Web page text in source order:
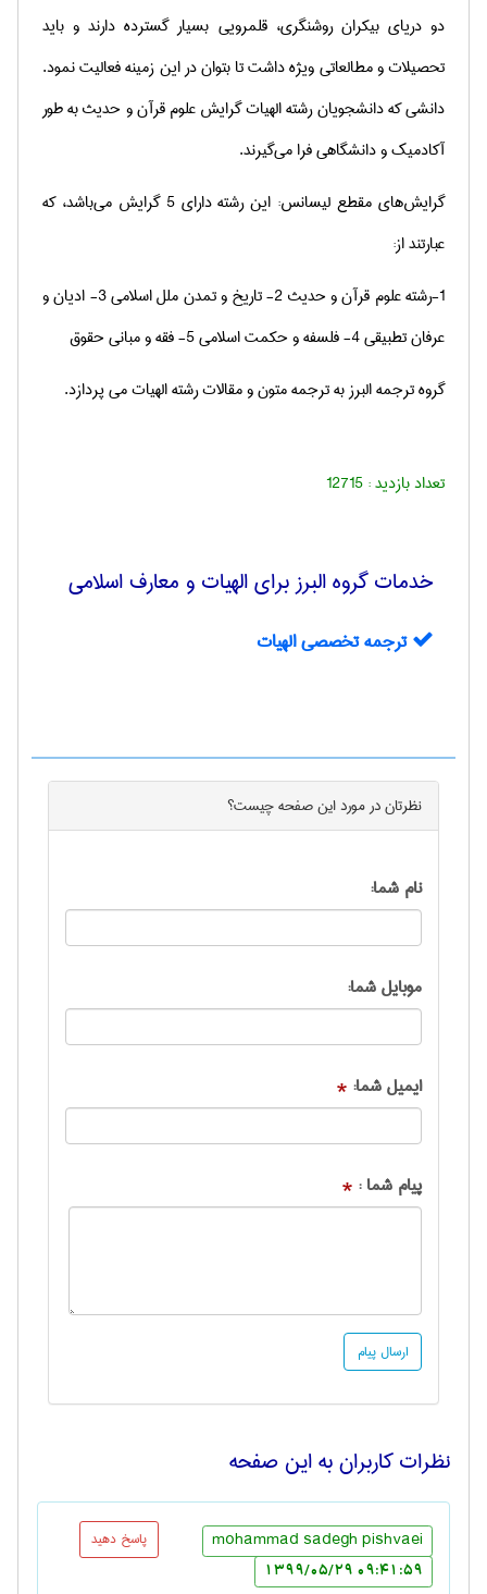
دو دریای بیکران روشنگری، قلمرویی بسیار گسترده دارند و باید
تحصیلات و مطالعاتی ویژه داشت تا بتوان در این زمینه فعالیت نمود.
دانشی که دانشجویان رشته الهیات گرایش علوم قرآن و حدیث به طور
آکادمیک و دانشگاهی فرا می‌گیرند.
گرایش‌های مقطع لیسانس: این رشته دارای 5 گرایش می‌باشد، که
عبارتند از:
1-رشته علوم قرآن و حدیث 2- تاریخ و تمدن ملل اسلامی 3- ادیان و
عرفان تطبیقی 4- فلسفه و حکمت اسلامی 5- فقه و مبانی حقوق
گروه ترجمه البرز به ترجمه متون و مقالات رشته الهیات می پردازد.
تعداد بازدید :12715
خدمات گروه البرز برای الهیات و معارف اسلامی
ترجمه تخصصی الهیات
نظرتان در مورد اینصفحهچیست؟
نام شما:
موبایل شما:
ایمیل شما: *
پیام شما : *
نظرات کاربران به این صفحه
mohammad sadegh pishvaei
09:41:59 1399/05/29
پاسخ دهید